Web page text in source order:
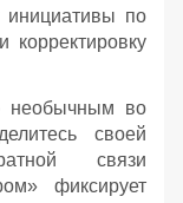
инициативы по
корректировку
необычным во
своей
связи
фиксирует